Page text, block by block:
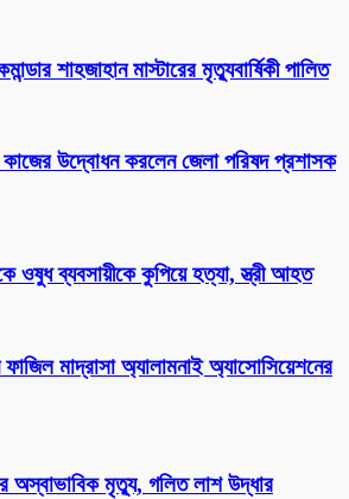
শাহজাহান মাস্টারের মৃত্যুবার্ষিকী পালিত
উদ্বোধন করলেন জেলা পরিষদ প্রশাসক
ওষুধ ব্যবসায়ীকে কুপিয়ে হত্যা, স্ত্রী আহত
মাদ্রাসা অ্যালামনাই অ্যাসোসিয়েশনের
অস্বাভাবিক মৃত্যু, গলিত লাশ উদ্ধার